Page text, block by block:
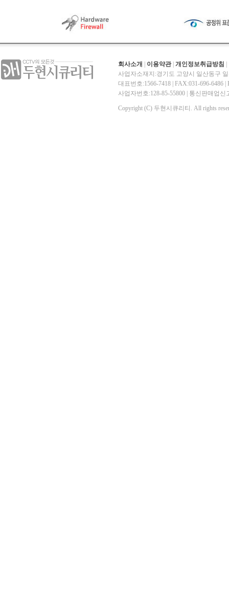
회사소개 이용약관| 개인정보취급방침
사업자소재지:경기도 고양시 일산동구
대표번호:1566-7418 | FAX:031-696-6486 |
사업자번호:128-85-55800 | 통신판매업
Copyright (C) 두현시큐리티. All rights